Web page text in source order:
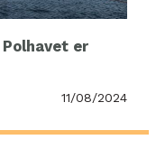
er
11/08/2024